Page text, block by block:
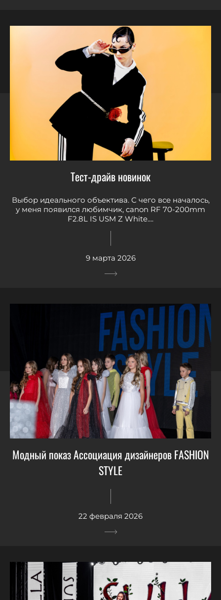
Тест-драйв новинок
Выбор идеального объектива. С чего все началось,
у меня появился любимчик, canon RF 70-200mm
F2.8L IS USM Z White....
9 марта 2026
Модный показ Ассоциация дизайнеров FASHION
STYLE
22 февраля 2026